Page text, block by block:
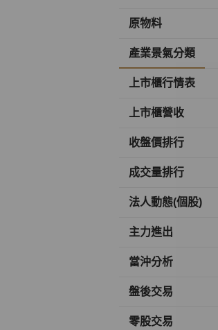
原物料
產業景氣分類
上市櫃行情表
上市櫃營收
收盤價排行
成交量排行
法人動態(個股)
主力進出
當沖分析
盤後交易
零股交易